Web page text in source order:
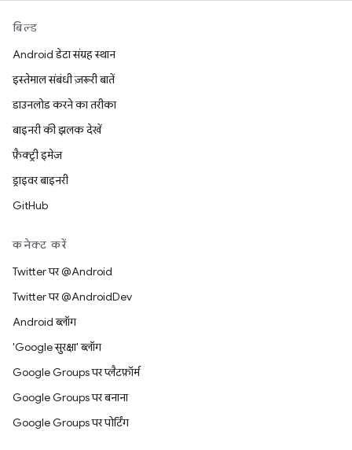
बिल्ड
Android डेटा संग्रह स्थान
इस्तेमाल संबंधी ज़रूरी बातें
डाउनलोड करने का तरीका
बाइनरी की झलक देखें
फ़ैक्ट्री इमेज
ड्राइवर बाइनरी
GitHub
कनेक्ट करें
Twitter पर @Android
Twitter पर @AndroidDev
Android ब्लॉग
'Google सुरक्षा' ब्लॉग
Google Groups पर प्लैटफ़ॉर्म
Google Groups पर बनाना
Google Groups पर पोर्टिंग